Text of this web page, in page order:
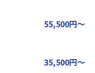
55,500円～
35,500円～